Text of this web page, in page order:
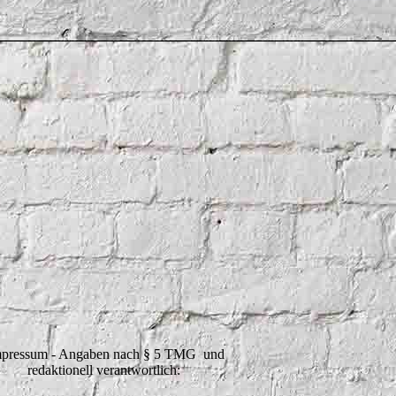
- Angaben nach § 5 TMG und
redaktionell verantwortlich: